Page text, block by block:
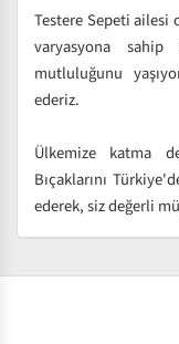
Testere Sepeti
varyasyona
mutluluğunu
ederiz.
Ülkemize katma
Bıçaklarını
ederek, siz değerli